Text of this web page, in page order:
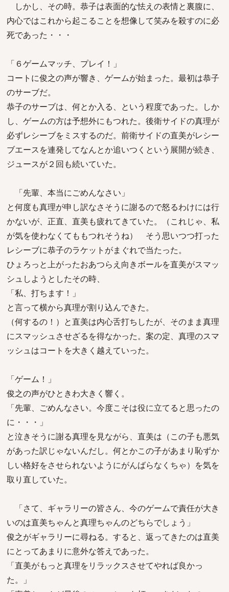
しかし、その時。恭子は表面的な怯えの表情と裏腹に、
内心ではこれから起こることを想像して笑みを殺すのに必
死であった・・・
「６ゲームマッチ、プレイ！」
コートに俊之の声が響き、ゲームが始まった。最初は恭子
のサーブだ。
恭子のサーブは、何とか入る、という程度であった。しか
し、ゲームの方は予想外にもつれた。後衛サイドの真理が
必ずレシーブをミスするのだ。前衛サイドの直美がレシー
ブエースを連発してなんとか追いつくという展開が続き、
ジュースが２回も続いていた。
「先輩、本当にごめんなさい」
と何度も真理が申し訳なさそうに謝るので怒るわけには行
かないが、正直、直美も疲れてきていた。（これじゃ、私
が気を使わなくてももつれそうね） そう思いつつ打った
レシーブに恭子のラケットがまぐれで当たった。
ひょろっと上がったおあつらえ向きボールを直美がスマッ
シュしようとしたその時、
「私、打ちます！」
と言って横から真理が割り込んできた。
（何するの！）と直美は内心舌打ちしたが、そのまま真理
にスマッシュさせざるを得なかった。案の定、真理のスマ
ッシュはコートを大きく越えていった。
「ゲーム！」
俊之の声がひときわ大きく響く。
「先輩、ごめんなさい。今度こそは役に立てると思ったの
に・・・」
と泣きそうに謝る真理を見ながら、直美は（この子も悪気
があった訳じゃないんだし。何とかこの子があまり恥ずか
しい格好をさせられないようにがんばらなくちゃ）を気を
取り直していた。
「さて、ギャラリーの皆さん、今のゲームで責任が大き
いのは直美ちゃんと真理ちゃんのどちらでしょう」
俊之がギャラリーに尋ねる。すると、返ってきたのは直美
にとってあまりに意外な答えであった。
「直美がもっと真理をリラックスさせてやれば良かっ
た。」